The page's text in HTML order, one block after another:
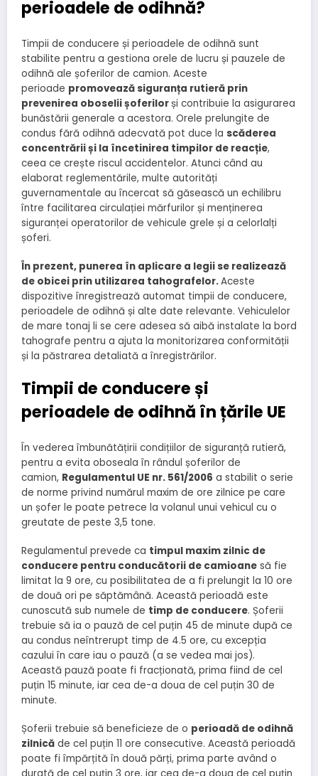
perioadele de odihnă?
Timpii de conducere și perioadele de odihnă sunt
stabilite pentru a gestiona orele de lucru și pauzele de
odihnă ale șoferilor de camion. Aceste
perioade promovează siguranța rutieră prin
prevenirea oboselii șoferilorși contribuie la asigurarea
bunăstării generale a acestora. Orele prelungite de
condus fără odihnă adecvată pot duce la scăderea
concentrării și la încetinirea timpilor de reacție,
ceea ce crește riscul accidentelor. Atunci când au
elaborat reglementările, multe autorități
guvernamentale au încercat să găsească un echilibru
între facilitarea circulației mărfurilor și menținerea
siguranței operatorilor de vehicule grele și a celorlalți
șoferi.
În prezent, punerea în aplicare a legii se realizează
de obicei prin utilizarea tahografelor.Aceste
dispozitive înregistrează automat timpii de conducere,
perioadele de odihnă și alte date relevante. Vehiculelor
de mare tonaj li se cere adesea să aibă instalate la bord
tahografe pentru a ajuta la monitorizarea conformității
și la păstrarea detaliată a înregistrărilor.
Timpii de conducere și
perioadele de odihnă în țările UE
În vederea îmbunătățirii condițiilor de siguranță rutieră,
pentru a evita oboseala în rândul șoferilor de
camion, Regulamentul UE nr. 561/2006 a stabilit o serie
de norme privind numărul maxim de ore zilnice pe care
un șofer le poate petrece la volanul unui vehicul cu o
greutate de peste 3,5 tone.
Regulamentul prevede ca timpul maxim zilnic de
conducere pentru conducătorii de camioane să fie
limitat la 9 ore, cu posibilitatea de a fi prelungit la 10 ore
de două ori pe săptămână. Această perioadă este
cunoscută sub numele de timp de conducere. Șoferii
trebuie să ia o pauză de cel puțin 45 de minute după ce
au condus neîntrerupt timp de 4.5 ore, cu excepția
cazului în care iau o pauză (a se vedea mai jos).
Această pauză poate fi fracționată, prima fiind de cel
puțin 15 minute, iar cea de-a doua de cel puțin 30 de
minute.
Șoferii trebuie să beneficieze de o perioadă de odihnă
zilnică de cel puțin 11 ore consecutive. Această perioadă
poate fi împărțită în două părți, prima parte având o